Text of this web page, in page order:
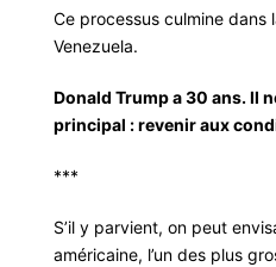
Ce processus culmine dans
Venezuela.
Donald Trump a 30 ans. Il
principal : revenir aux
***
S’il y parvient, on peut
américaine, l’un des plus